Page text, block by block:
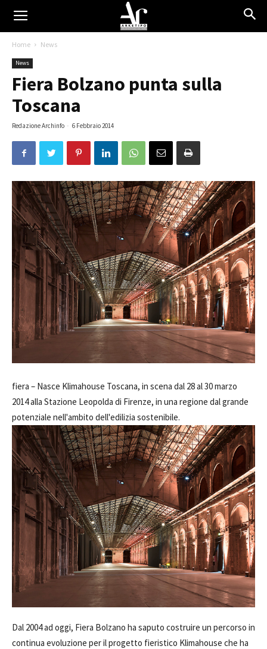
Home News
News
Fiera Bolzano punta sulla
Toscana
Redazione Archinfo - 6 Febbraio 2014
fiera – Nasce Klimahouse Toscana, in scena dal 28 al 30 marzo
2014 alla Stazione Leopolda di Firenze, in una regione dal grande
potenziale nell'ambito dell'edilizia sostenibile.
Dal 2004 ad oggi, Fiera Bolzano ha saputo costruire un percorso in
continua evoluzione per il progetto fieristico Klimahouse che ha